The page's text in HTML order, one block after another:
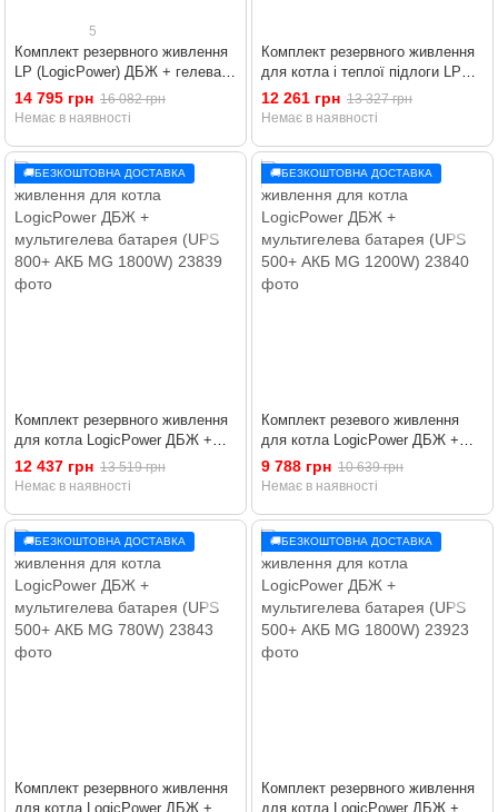
5
Комплект резервного живлення
LP (LogicPower) ДБЖ + гелева
батарея (UPS B1500 + АКБ GL
1200W)
14 795 грн 16 082 грн
Немає в наявності
Комплект резервного живлення
для котла і теплої підлоги LP
(LogicPower) ДБЖ + гелева
батарея (UPS 800VA + АКБ GL
12 261 грн 13 327 грн
Немає в наявності
🚚БЕЗКОШТОВНА ДОСТАВКА
Комплект резервного живлення
для котла LogicPower ДБЖ +
мультигелева батарея (UPS
800+ АКБ MG 1800W)
12 437 грн 13 519 грн
Немає в наявності
🚚БЕЗКОШТОВНА ДОСТАВКА
Комплект резевого живлення
для котла LogicPower ДБЖ +
мультигелева батарея (UPS
500+ АКБ MG 1200W)
9 788 грн 10 639 грн
Немає в наявності
🚚БЕЗКОШТОВНА ДОСТАВКА
Комплект резервного живлення
для котла LogicPower ДБЖ +
🚚БЕЗКОШТОВНА ДОСТАВКА
Комплект резервного живлення
для котла LogicPower ДБЖ +